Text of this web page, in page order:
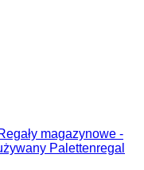
magazynowe -
Palettenregal